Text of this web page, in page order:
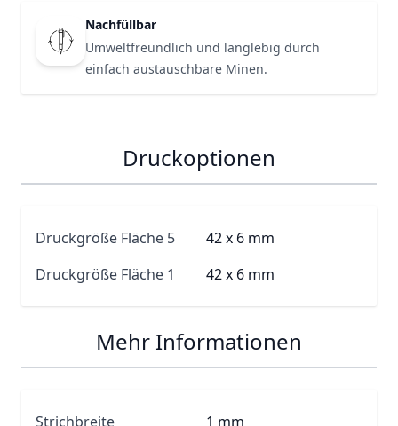
Nachfüllbar
Umweltfreundlich und langlebig durch
einfach austauschbare Minen.
Druckoptionen
Druckgröße Fläche 5
42 x 6 mm
Druckgröße Fläche 1
42 x 6 mm
Mehr Informationen
Strichbreite 1 mm